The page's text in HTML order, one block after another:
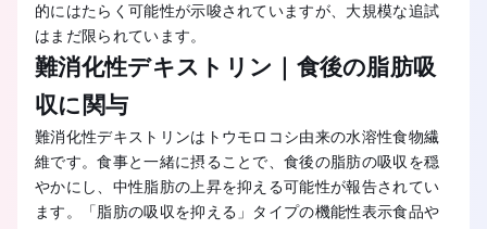
的にはたらく可能性が示唆されていますが、大規模な追試
はまだ限られています。
難消化性デキストリン｜食後の脂肪吸
収に関与
難消化性デキストリンはトウモロコシ由来の水溶性食物繊
維です。食事と一緒に摂ることで、食後の脂肪の吸収を穏
やかにし、中性脂肪の上昇を抑える可能性が報告されてい
ます。「脂肪の吸収を抑える」タイプの機能性表示食品や